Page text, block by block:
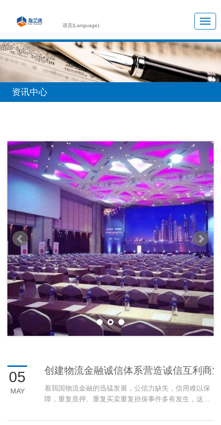
语言(Language)
资讯中心
05
MAY
创建物流金融诚信体系营造诚信互利商
着我国物流金融的迅猛发展，公信力缺失，信用难以保
障，重复质押、重复买卖重复担保事件多有发生，这给